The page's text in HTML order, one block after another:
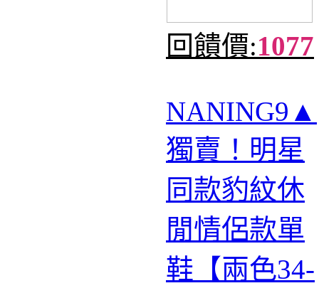
回饋價:1077
NANING9▲
獨賣！明星
同款豹紋休
閒情侶款單
鞋【兩色34-